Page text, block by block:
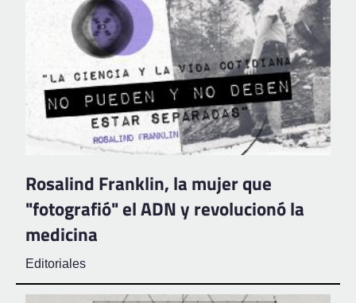
Rosalind Franklin, la mujer que
"fotografió" el ADN y revolucionó la
medicina
Editoriales